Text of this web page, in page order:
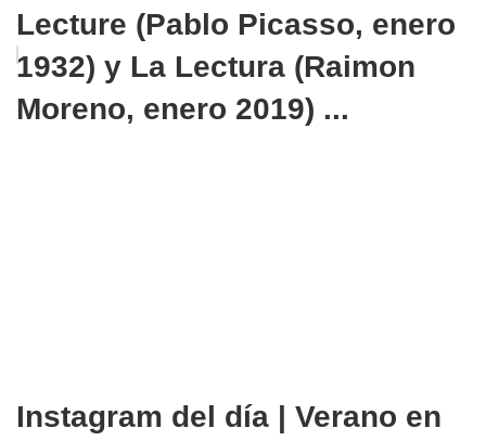
Lecture (Pablo Picasso, enero
1932) y La Lectura (Raimon
Moreno, enero 2019) ...
Instagram del día | Verano en